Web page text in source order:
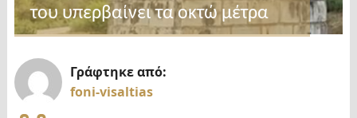
του υπερβαίνει τα οκτώ μέτρα
Γράφτηκε από:
foni-visaltias